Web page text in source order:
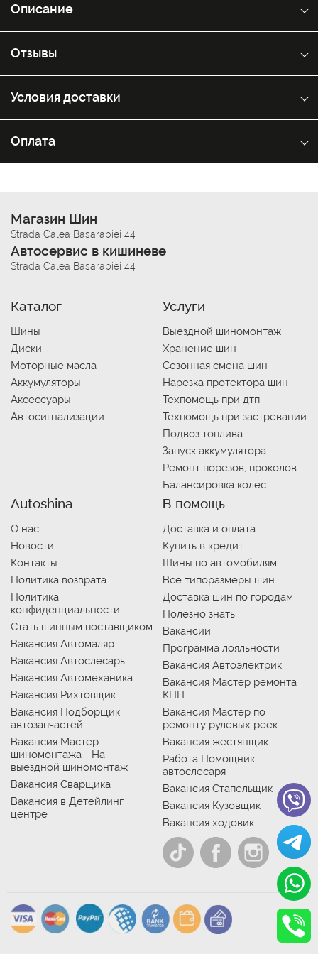
Описание
Отзывы
Условия доставки
Оплата
Магазин Шин
Strada Calea Basarabiei 44
Автосервис в кишиневе
Strada Calea Basarabiei 44
Каталог
Шины
Диски
Моторные масла
Аккумуляторы
Аксессуары
Автосигнализации
Услуги
Выездной шиномонтаж
Хранение шин
Сезонная смена шин
Нарезка протектора шин
Техпомощь при дтп
Техпомощь при застревании
Подвоз топлива
Запуск аккумулятора
Ремонт порезов, проколов
Балансировка колес
Autoshina
О нас
Новости
Контакты
Политика возврата
Политика
конфиденциальности
Стать шинным поставщиком
Вакансия Автомаляр
Вакансия Автослесарь
Вакансия Автомеханика
Вакансия Рихтовщик
Вакансия Подборщик
автозапчастей
Вакансия Мастер
шиномонтажа - На
выездной шиномонтаж
Вакансия Сварщика
Вакансия в Детейлинг
центре
В помощь
Доставка и оплата
Купить в кредит
Шины по автомобилям
Все типоразмеры шин
Доставка шин по городам
Полезно знать
Вакансии
Программа лояльности
Вакансия Автоэлектрик
Вакансия Мастер ремонта
КПП
Вакансия Мастер по
ремонту рулевых реек
Вакансия жестянщик
Работа Помощник
автослесаря
Вакансия Стапельщик
Вакансия Кузовщик
Вакансия ходовик